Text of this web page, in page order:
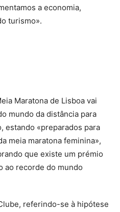
a economia,
turismo».
Maratona de Lisboa vai
mundo da distância para
estando «preparados para
meia maratona feminina»,
que existe um prémio
ao recorde do mundo
referindo-se à hipótese